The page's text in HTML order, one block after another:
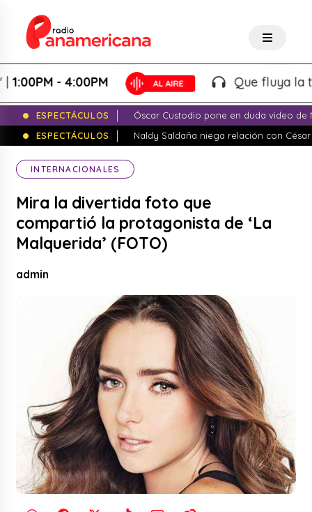
- 4:00PM Que fluya la
ESPECTÁCULOS
Óscar Custodio pone en duda video de
ESPECTÁCULOS
Naldy Saldaña niega relación con
INTERNACIONALES
Mira la divertida foto que
compartió la protagonista de ‘La
Malquerida’ (FOTO)
admin